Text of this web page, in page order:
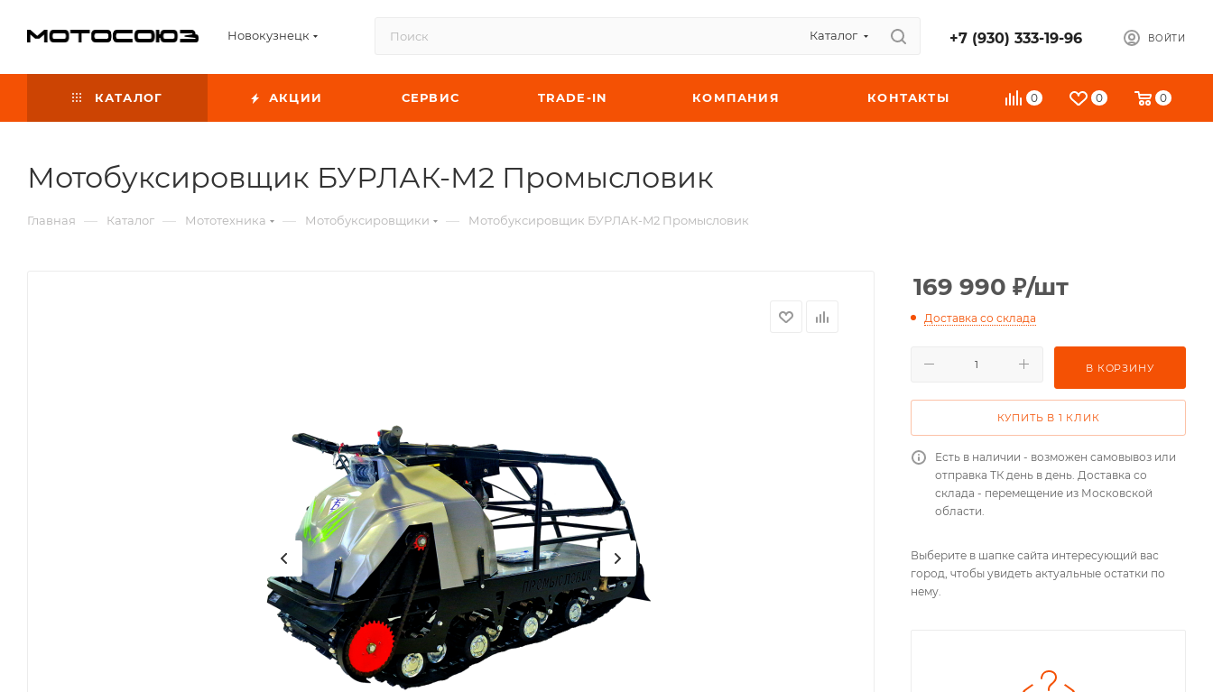
Новокузнецк Каталог +7 (930) 333-19-96 ВОЙТИ
0 0 0
КАТАЛОГ АКЦИИ СЕРВИС TRADE-IN КОМПАНИЯ КОНТАКТЫ
Мотобуксировщик БУРЛАК-M2 Промысловик
Главная — Каталог — Мототехника — Мотобуксировщики — Мотобуксировщик БУРЛАК-M2 Промысловик
169 990 ₽/шт
Доставка со склада
В КОРЗИНУ
КУПИТЬ В 1 КЛИК
Есть в наличии - возможен самовывоз или
отправка ТК день в день. Доставка со
склада - перемещение из Московской
области.
Выберите в шапке сайта интересующий вас
город, чтобы увидеть актуальные остатки по
нему.